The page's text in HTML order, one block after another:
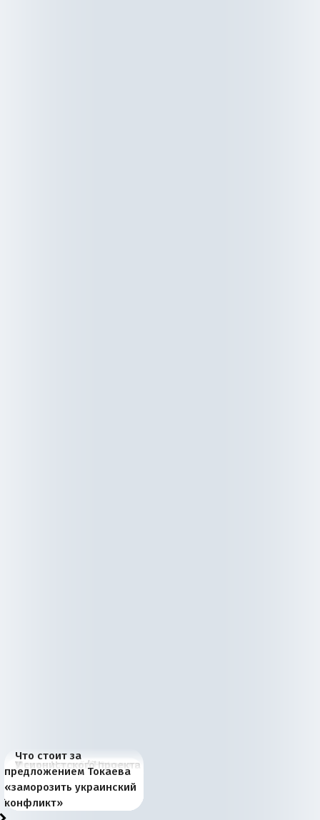
В России назрели
перемены: 15 шагов к
суверенной экономике
Миграционный пожар
Европы
Россия начинает
сбрасывать балласт
Анкориджа
Россия зимой 1904
года: первые уступки во
внутренней политике
Русская нация вчера и
сегодня
Почему правый крах в
Варшаве не поможет её
отношениям с Россией?
Место Науру / Науэро в
современной истории
Южной Осетии
У сионистского проекта
появилось украинское
измерение
Что стоит за
предложением Токаева
«заморозить украинский
конфликт»